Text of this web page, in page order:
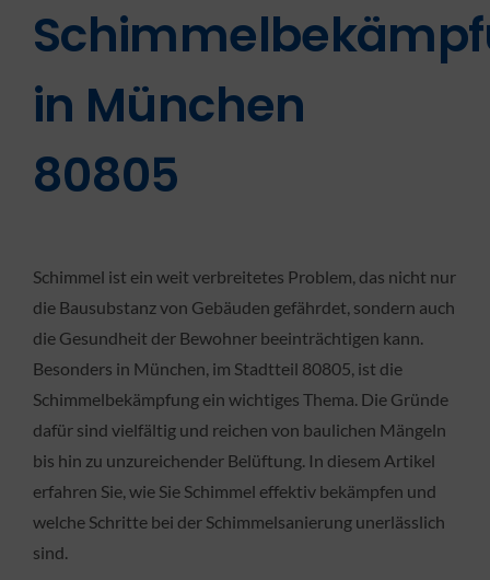
in München
80805
Schimmel ist ein weit verbreitetes Problem, das nicht nur
die Bausubstanz von Gebäuden gefährdet, sondern auch
die Gesundheit der Bewohner beeinträchtigen kann.
Besonders in München, im Stadtteil 80805, ist die
Schimmelbekämpfung ein wichtiges Thema. Die Gründe
dafür sind vielfältig und reichen von baulichen Mängeln
bis hin zu unzureichender Belüftung. In diesem Artikel
erfahren Sie, wie Sie Schimmel effektiv bekämpfen und
welche Schritte bei der Schimmelsanierung unerlässlich
sind.